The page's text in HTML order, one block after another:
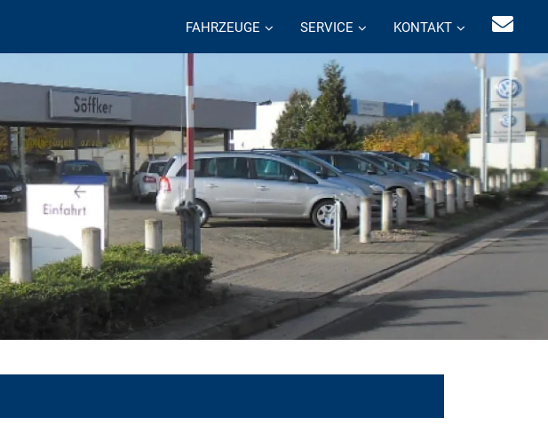
FAHRZEUGE SERVICE KONTAKT